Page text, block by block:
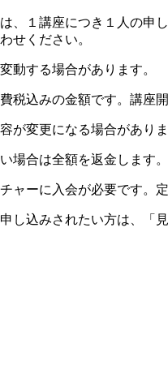
、１講座につき１人の申
せください。
動する場合があります。
税込みの金額です。講座
が変更になる場合がありま
場合は全額を返金します
ャーに入会が必要です。
し込みされたい方は、「